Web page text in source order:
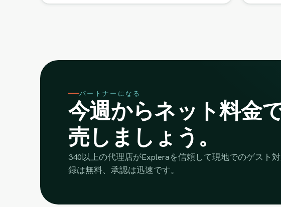
パートナーになる
今週からネット料金
売しましょう。
340以上の代理店がExpleraを信頼して現地でのゲスト
録は無料、承認は迅速です。